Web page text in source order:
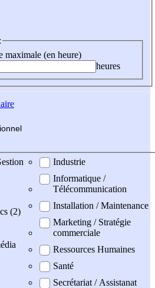
maximale (en heure)
heures
(2)
Industrie
Informatique /
Télécommunication
Installation / Maintenance
Marketing / Stratégie
commerciale
Ressources Humaines
Santé
Secrétariat / Assistanat